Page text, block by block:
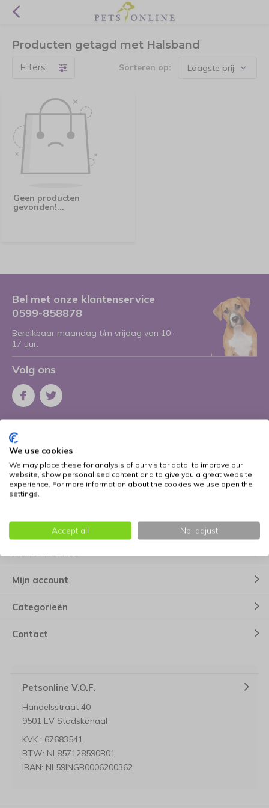
Producten getagd met Halsband
Filters: Sorteren op:
Geen producten
gevonden!...
Bel met onze klantenservice
0599-858878
Bereikbaar maandag t/m vrijdag van 10-
17 uur.
Volg ons
promoties
Abonneer
* Lees hier de wettelijke beperkingen
Meer informatie
Mijn account
Categorieën
Contact
Petsonline V.O.F.
Handelsstraat 40
9501 EV Stadskanaal
KVK : 67683541
BTW: NL857128590B01
IBAN: NL59INGB0006200362
We use cookies
We may place these for analysis of our visitor data, to improve our
website, show personalised content and to give you a great website
experience. For more information about the cookies we use open the
settings.
Accept all No, adjust